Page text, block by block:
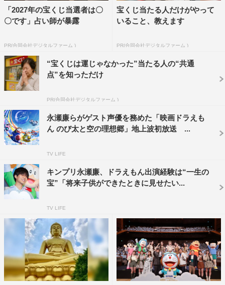
してカメを助けるが、そのカメが逃げようとしたため、あ
わててつかまえると、今度はそこに本物の浦島太郎が現
そして、浦島太郎がカメを海に放した直後、なんと海の中
から宇宙船のような潜水艇が現われたからビックリ。その
後、浦島太郎を乗せて、海中へと消えていく潜水艇を、の
び太たちが『潜水ゴンドラ』に乗って追いかけたところ、
＜午後6時56分から放送「映画ドラえもん のび太の宇宙小
戦争（リトルスターウォーズ）2021」＞
スネ夫（声・関智一）の家の庭で、ミニチュアを使って自
分たちで映画の撮影をすることになったのび太たち。とこ
ろが、ドジをふんでばかりののび太は、ジャイアン（声・
木村昴）とスネ夫から仲間外れにされてしまう。落ちこみ
ながら家に帰る途中で、小さなロケットを見つけるのび
太。すると、その中から、手のひらサイズの宇宙人・パピ
（声・朴璐美）が現れたからビックリ。
パピは宇宙のかなたにある小さな星・ピリカ星の大統領
で、反乱軍から逃れるため、地球にやってきたらしい。ス
「2027年の宝くじ当選者は〇
〇です」占い師が暴露
PR(合同会社デジタルファーム )
宝くじ当たる人だけがやって
いること、教えます
PR(合同会社デジタルファーム )
“宝くじは運じゃなかった”当たる人の“共通
点”を知っただけ
PR(合同会社デジタルファーム )
永瀬廉らがゲスト声優を務めた「映画ドラえも
ん のび太と空の理想郷」地上波初放送 ...
TV LIFE
キンプリ永瀬廉、ドラえもん出演経験は“一生の
宝”「将来子供ができたときに見せたい...
TV LIFE